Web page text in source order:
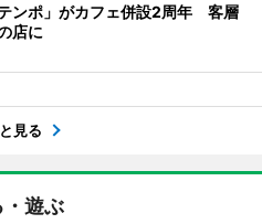
ンポ」がカフェ併設2周年 客層
店に
見る
・遊ぶ